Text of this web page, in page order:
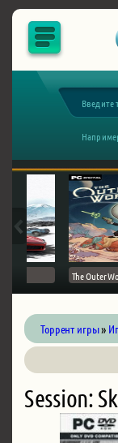
The Outer
Торрент игры»
Session: